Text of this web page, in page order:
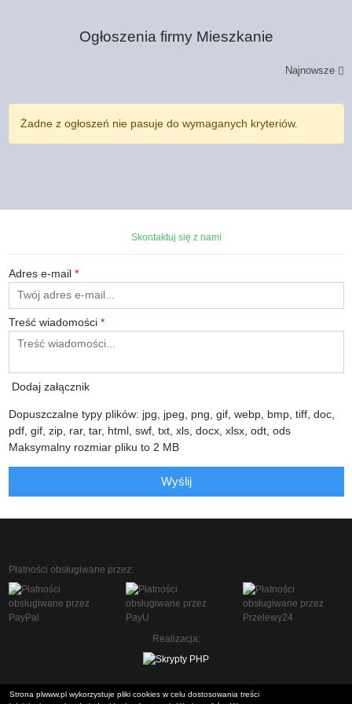
Ogłoszenia firmy Mieszkanie
Najnowsze
Żadne z ogłoszeń nie pasuje do wymaganych kryteriów.
Skontaktuj się z nami
Adres e-mail *
Treść wiadomości *
Dodaj załącznik
Dopuszczalne typy plików: jpg, jpeg, png, gif, webp, bmp, tiff, doc,
pdf, gif, zip, rar, tar, html, swf, txt, xls, docx, xlsx, odt, ods
Maksymalny rozmiar pliku to 2 MB
Wyślij
Płatności obsługiwane przez:
Realizacja:
Strona plwww.pl wykorzystuje pliki cookies w celu dostosowania treści